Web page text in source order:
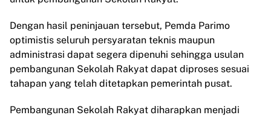
Dengan hasil peninjauan tersebut, Pemda Parimo
optimistis seluruh persyaratan teknis maupun
administrasi dapat segera dipenuhi sehingga usulan
pembangunan Sekolah Rakyat dapat diproses sesuai
tahapan yang telah ditetapkan pemerintah pusat.
Pembangunan Sekolah Rakyat diharapkan menjadi